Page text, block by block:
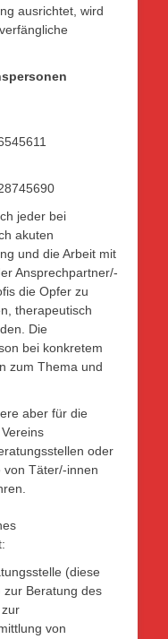
ausrichtet, wird
jeder bei
akuten
und die Arbeit mit
Ansprechpartner/-
die Opfer zu
therapeutisch
Die
bei konkretem
zum Thema und
aber für die
oder
von Täter/-innen
(diese
zur Beratung des
von